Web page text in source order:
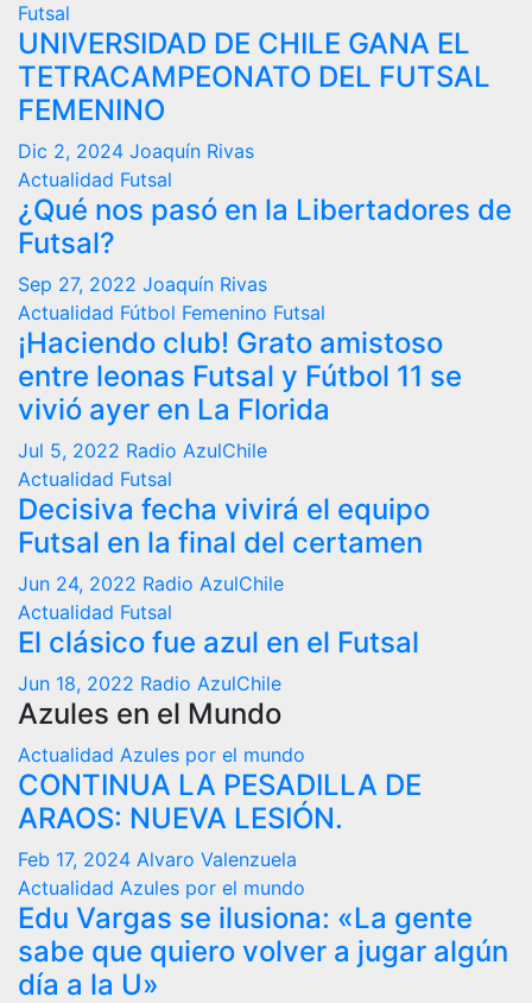
Futsal
UNIVERSIDAD DE CHILE GANA EL
TETRACAMPEONATO DEL FUTSAL
FEMENINO
Dic 2, 2024 Joaquín Rivas
Actualidad Futsal
¿Qué nos pasó en la Libertadores de
Futsal?
Sep 27, 2022 Joaquín Rivas
Actualidad Fútbol Femenino Futsal
¡Haciendo club! Grato amistoso
entre leonas Futsal y Fútbol 11 se
vivió ayer en La Florida
Jul 5, 2022 Radio AzulChile
Actualidad Futsal
Decisiva fecha vivirá el equipo
Futsal en la final del certamen
Jun 24, 2022 Radio AzulChile
Actualidad Futsal
El clásico fue azul en el Futsal
Jun 18, 2022 Radio AzulChile
Azules en el Mundo
Actualidad Azules por el mundo
CONTINUA LA PESADILLA DE
ARAOS: NUEVA LESIÓN.
Feb 17, 2024 Alvaro Valenzuela
Actualidad Azules por el mundo
Edu Vargas se ilusiona: «La gente
sabe que quiero volver a jugar algún
día a la U»